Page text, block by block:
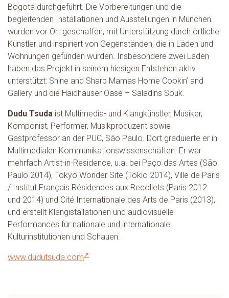
Bogotá durchgeführt. Die Vorbereitungen und die
begleitenden Installationen und Ausstellungen in München
wurden vor Ort geschaffen, mit Unterstützung durch örtliche
Künstler und inspiriert von Gegenständen, die in Läden und
Wohnungen gefunden wurden. Insbesondere zwei Läden
haben das Projekt in seinem hiesigen Entstehen aktiv
unterstützt: Shine and Sharp Mamas Home Cookin’ and
Gallery und die Haidhauser Oase – Saladins Souk.
Dudu Tsuda ist Multimedia- und Klangkünstler, Musiker,
Komponist, Performer, Musikproduzent sowie
Gastprofessor an der PUC, São Paulo. Dort graduierte er in
Multimedialen Kommunikationswissenschaften. Er war
mehrfach Artist-in-Residence, u.a. bei Paço das Artes (São
Paulo 2014), Tokyo Wonder Site (Tokio 2014), Ville de Paris
/ Institut Français Résidences aux Recollets (Paris 2012
und 2014) und Cité Internationale des Arts de Paris (2013),
und erstellt Klangistallationen und audiovisuelle
Performances für nationale und internationale
Kulturinstitutionen und Schauen.
www.dudutsuda.com